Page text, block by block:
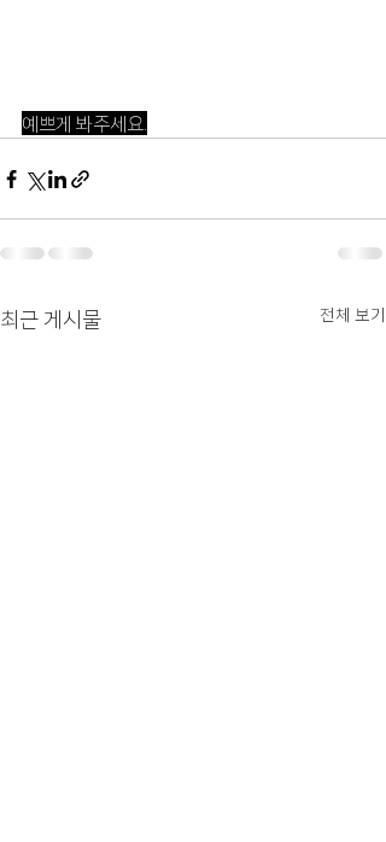
예쁘게 봐주세요.
최근 게시물 전체 보기